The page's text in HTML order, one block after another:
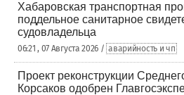
Хабаровская транспортная
поддельное санитарное
судовладельца
06:21 , 07 Августа 2026 / аварийность и чп
Проект реконструкции
Корсаков одобрен